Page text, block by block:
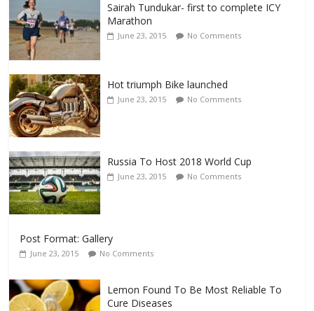
Sairah Tundukar- first to complete ICY
Marathon
June 23, 2015 No Comments
Hot triumph Bike launched
June 23, 2015 No Comments
Russia To Host 2018 World Cup
June 23, 2015 No Comments
Post Format: Gallery
June 23, 2015 No Comments
Lemon Found To Be Most Reliable To
Cure Diseases